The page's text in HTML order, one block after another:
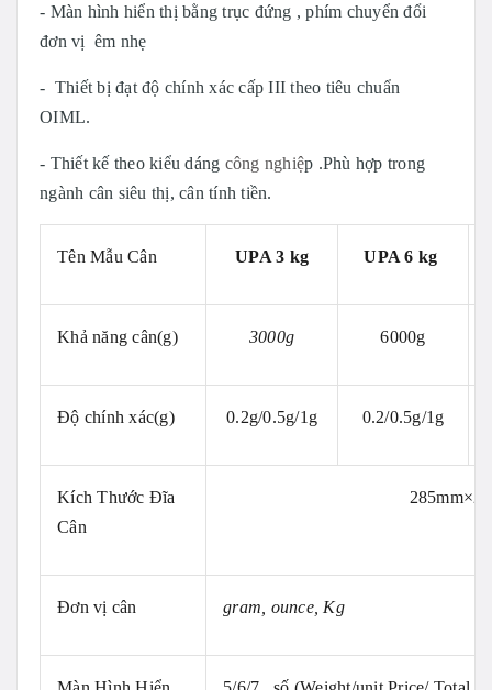
- Màn hình hiển thị bằng trục đứng , phím chuyển đổi
đơn vị êm nhẹ
- Thiết bị đạt độ chính xác cấp III theo tiêu chuẩn
OIML.
- Thiết kế theo kiểu dáng công nghiệp .Phù hợp trong
ngành cân siêu thị, cân tính tiền.
Tên Mẫu Cân UPA 3 kg UPA 6 kg
Khả năng cân(g) 3000g 6000g
Độ chính xác(g) 0.2g/0.5g/1g 0.2/0.5g/1g
Kích Thước Đĩa
Cân
Đơn vị cân gram, ounce, Kg